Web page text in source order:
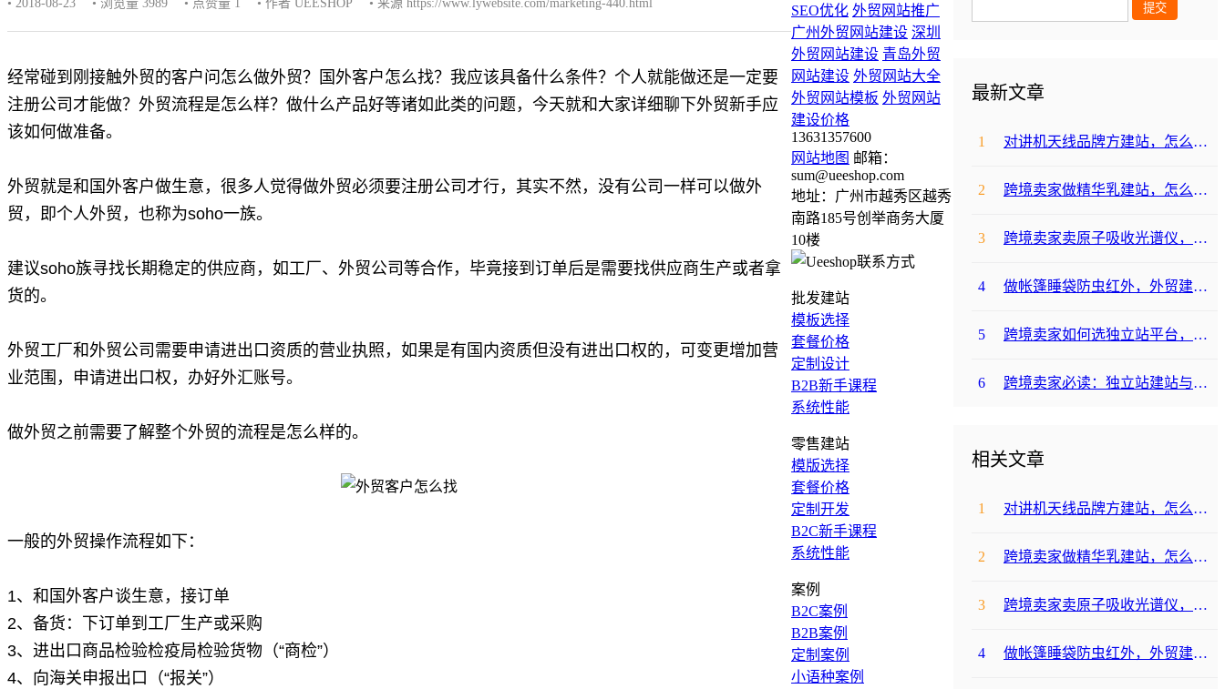
• 2018-08-23 • 浏览量 3989 • 点赞量 1 • 作者 UEESHOP • 来源 https://www.lywebsite.com/marketing-440.html
经常碰到刚接触外贸的客户问怎么做外贸？国外客户怎么找？我应该具备什么条件？个人就能做还是一定要
注册公司才能做？ 外贸流程是怎么样？做什么产品好等诸如此类的问题，今天就和大家详细聊下外贸新手应
该如何做准备。
外贸就是和国外客户做生意，很多人觉得做外贸必须要注册公司才行，其实不然，没有公司一样可以做外
贸，
即个人外贸，也称为soho一族。
建议soho族寻找长期稳定的供应商， 如工厂、外贸公司等合作，毕竟接到订单后是需要找供应商生产或者拿
货的。
外贸工厂和外贸公司需要申请进出口资质的营业执照，如果是有国内资质但没有进出口权的，可变更增加营
业范围，申请进出口权，办好外汇账号。
做外贸之前需要了解整个外贸的流程是怎么样的。
一般的外贸操作流程如下：
1、和国外客户谈生意，接订单
2、备货：下订单到工厂生产或采购
3、进出口商品检验检疫局检验货物（“商检”）
4、向海关申报出口（“报关”）
最新文章
1 对讲机天线品牌方建站，怎么降低成本啊？
2 跨境卖家做精华乳建站，怎么选合适提升转化？
3 跨境卖家卖原子吸收光谱仪，选哪个建站平台合适？
4 做帐篷睡袋防虫红外，外贸建站平台哪个合适？
5 跨境卖家如何选独立站平台，降低运动水袋架包建站成本？
6 跨境卖家必读：独立站建站与支付，帐篷睡袋防虫露如何避坑降成本？
相关文章
1 对讲机天线品牌方建站，怎么降低成本啊？
2 跨境卖家做精华乳建站，怎么选合适提升转化？
3 跨境卖家卖原子吸收光谱仪，选哪个建站平台合适？
4 做帐篷睡袋防虫红外，外贸建站平台哪个合适？
SEO优化 外贸网站推广
广州外贸网站建设 深圳
外贸网站建设 青岛外贸
网站建设 外贸网站大全
外贸网站模板 外贸网站
建设价格
13631357600
网站地图 邮箱：
sum@ueeshop.com
地址：广州市越秀区越秀
南路185号创举商务大厦
10楼
批发建站
模板选择
套餐价格
定制设计
B2B新手课程
系统性能
零售建站
模版选择
套餐价格
定制开发
B2C新手课程
系统性能
案例
B2C案例
B2B案例
定制案例
小语种案例